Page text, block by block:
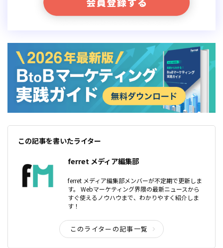
この記事を書いたライター
ferret メディア編集部
ferret メディア編集部メンバーが不定期で更新しま
す。 Webマーケティング界隈の最新ニュースから
すぐ使えるノウハウまで、わかりやすく紹介しま
す！
このライターの記事一覧